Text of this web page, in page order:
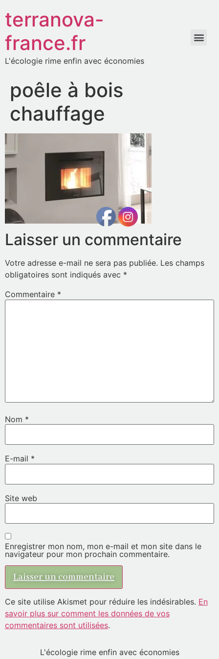
terranova-
france.fr
L'écologie rime enfin avec économies
poêle à bois
chauffage
Laisser un commentaire
Votre adresse e-mail ne sera pas publiée. Les champs
obligatoires sont indiqués avec *
Commentaire *
Nom *
E-mail *
Site web
Enregistrer mon nom, mon e-mail et mon site dans le
navigateur pour mon prochain commentaire.
Ce site utilise Akismet pour réduire les indésirables. En
savoir plus sur comment les données de vos
commentaires sont utilisées.
L'écologie rime enfin avec économies